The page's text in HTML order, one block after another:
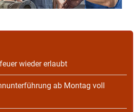
wieder erlaubt
ab Montag voll